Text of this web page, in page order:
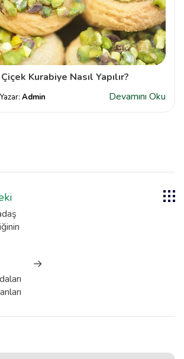
Kurabiye Nasıl Yapılır?
Yazar: Admin Devamını Oku